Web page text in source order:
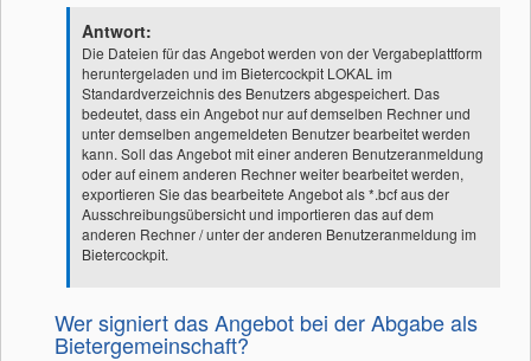
Antwort:
Die Dateien für das Angebot werden von der Vergabeplattform
heruntergeladen und im Bietercockpit LOKAL im
Standardverzeichnis des Benutzers abgespeichert. Das
bedeutet, dass ein Angebot nur auf demselben Rechner und
unter demselben angemeldeten Benutzer bearbeitet werden
kann. Soll das Angebot mit einer anderen Benutzeranmeldung
oder auf einem anderen Rechner weiter bearbeitet werden,
exportieren Sie das bearbeitete Angebot als *.bcf aus der
Ausschreibungsübersicht und importieren das auf dem
anderen Rechner / unter der anderen Benutzeranmeldung im
Bietercockpit.
Wer signiert das Angebot bei der Abgabe als
Bietergemeinschaft?